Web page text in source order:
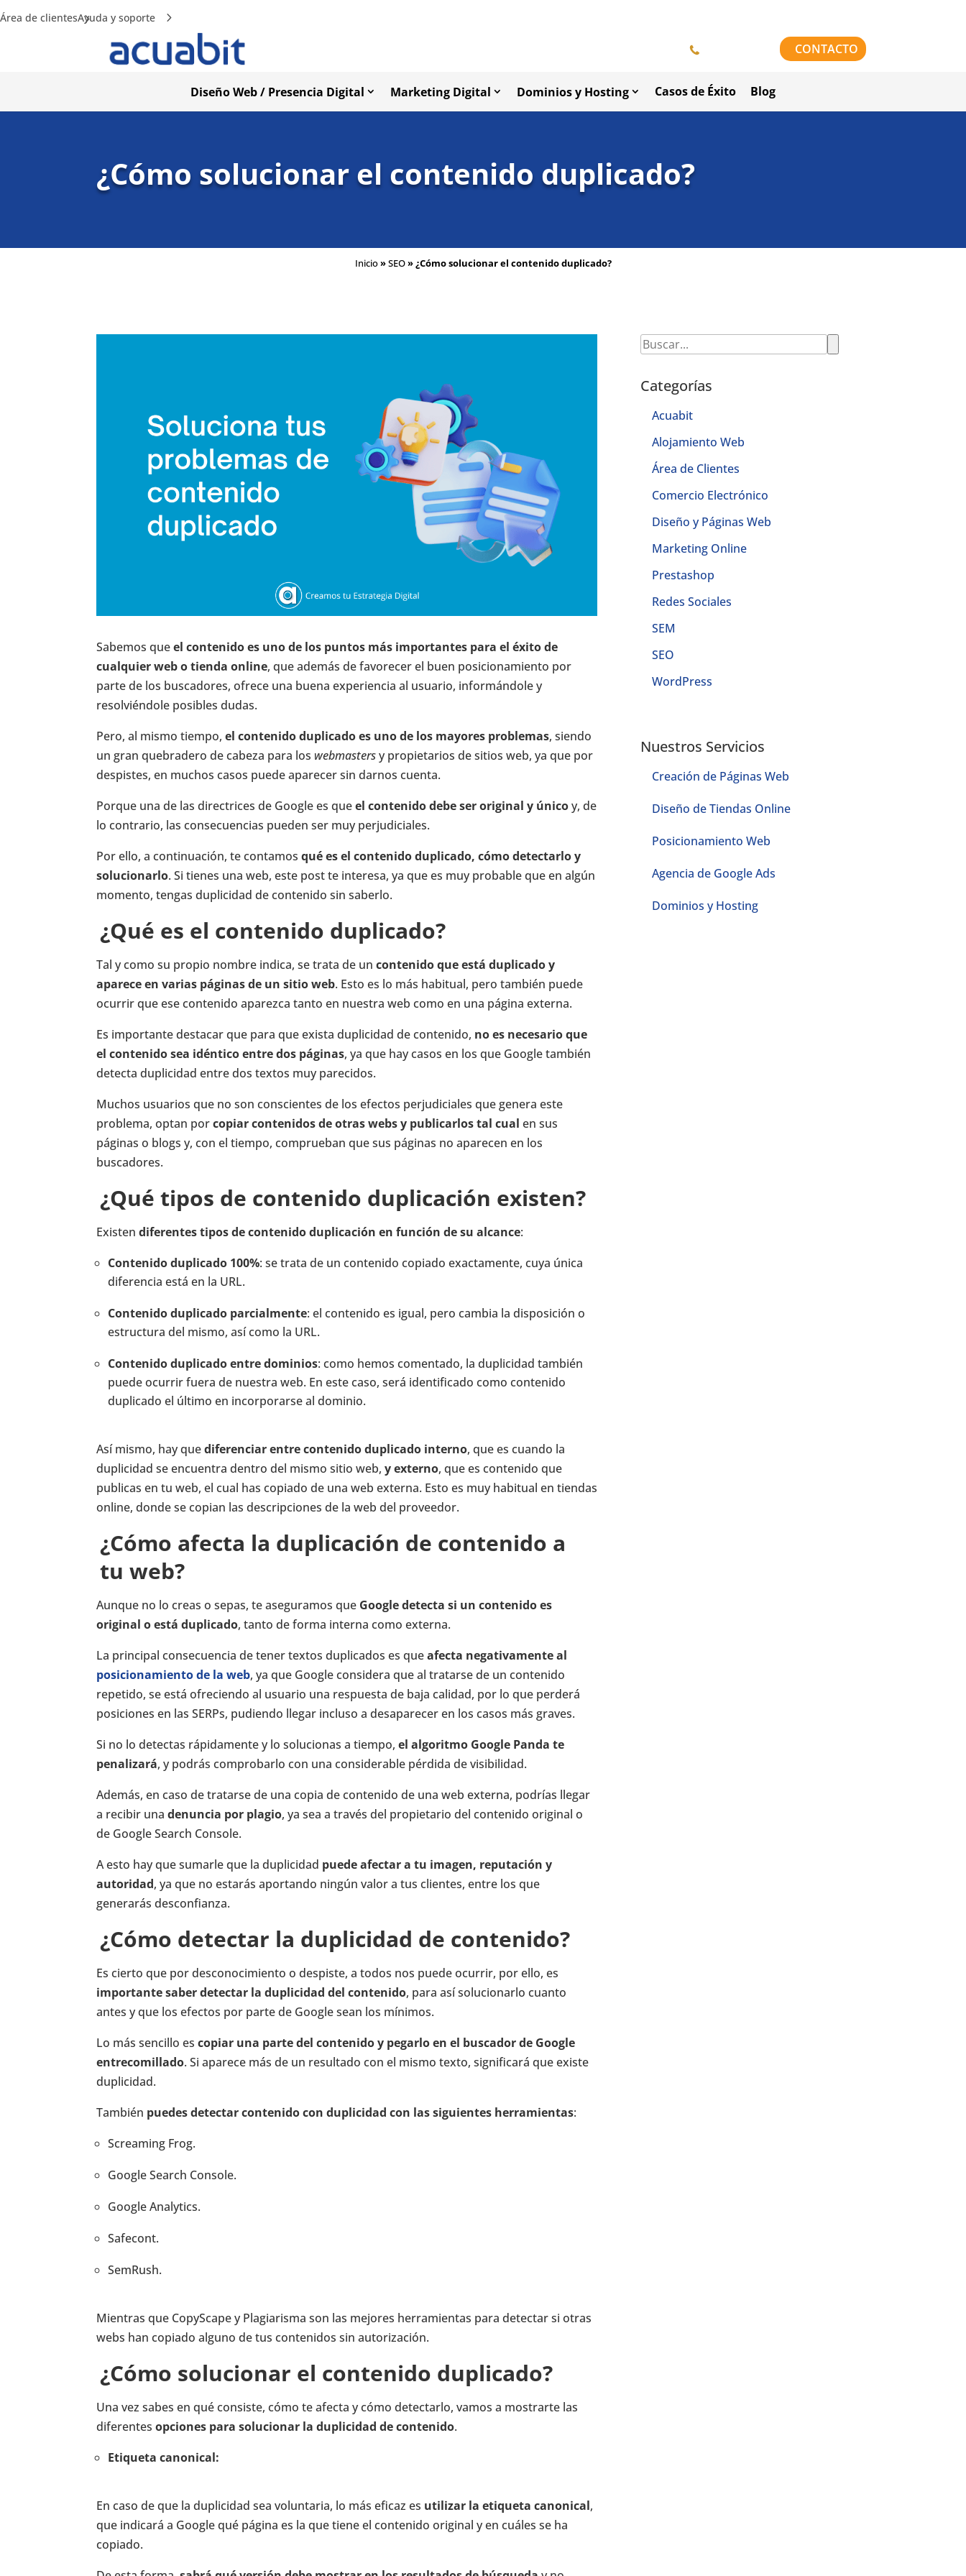
Área de clientesAyuda y soporte
CONTACTO
Diseño Web / Presencia Digital Marketing Digital Dominios y Hosting Casos de Éxito Blog
¿Cómo solucionar el contenido duplicado?
Inicio»SEO»¿Cómo solucionar el contenido duplicado?
Sabemos queel contenido es uno de los puntos más importantes para el éxito de
cualquier web o tienda online, que además de favorecer el buen posicionamiento por
parte de los buscadores, ofrece una buena experiencia al usuario, informándole y
resolviéndole posibles dudas.
Pero, al mismo tiempo,el contenido duplicado es uno de los mayores problemas, siendo
un gran quebradero de cabeza para los webmastersy propietarios de sitios web, ya que por
despistes, en muchos casos puede aparecer sin darnos cuenta.
Porque una de las directrices de Google es queel contenido debe ser original y únicoy, de
lo contrario, las consecuencias pueden ser muy perjudiciales.
Por ello, a continuación, te contamosqué es el contenido duplicado, cómo detectarlo y
solucionarlo. Si tienes una web, este post te interesa, ya que es muy probable que en algún
momento, tengas duplicidad de contenido sin saberlo.
¿Qué es el contenido duplicado?
Tal y como su propio nombre indica, se trata de uncontenido que está duplicado y
aparece en varias páginas de un sitio web. Esto es lo más habitual, pero también puede
ocurrir que ese contenido aparezca tanto en nuestra web como en una página externa.
Es importante destacar que para que exista duplicidad de contenido, no es necesario que
el contenido sea idéntico entre dos páginas, ya que hay casos en los que Google también
detecta duplicidad entre dos textos muy parecidos.
Muchos usuarios que no son conscientes de los efectos perjudiciales que genera este
problema, optan porcopiar contenidos de otras webs y publicarlos tal cual en sus
páginas o blogs y, con el tiempo, comprueban que sus páginas no aparecen en los
buscadores.
¿Qué tipos de contenido duplicación existen?
Existendiferentes tipos de contenido duplicación en función de su alcance:
Contenido duplicado 100%: se trata de un contenido copiado exactamente, cuya única
diferencia está en la URL.
Contenido duplicado parcialmente: el contenido es igual, pero cambia la disposición o
estructura del mismo, así como la URL.
Contenido duplicado entre dominios: como hemos comentado, la duplicidad también
puede ocurrir fuera de nuestra web. En este caso, será identificado como contenido
duplicado el último en incorporarse al dominio.
Así mismo, hay quediferenciar entre contenido duplicado interno, que es cuando la
duplicidad se encuentra dentro del mismo sitio web,y externo, que es contenido que
publicas en tu web, el cual has copiado de una web externa. Esto es muy habitual en tiendas
online, donde se copian las descripciones de la web del proveedor.
¿Cómo afecta la duplicación de contenido a
tu web?
Aunque no lo creas o sepas, te aseguramos que Google detecta si un contenido es
original o está duplicado, tanto de forma interna como externa.
La principal consecuencia de tener textos duplicados es queafecta negativamente al
posicionamiento de la web, ya que Google considera que al tratarse de un contenido
repetido, se está ofreciendo al usuario una respuesta de baja calidad, por lo que perderá
posiciones en las SERPs, pudiendo llegar incluso a desaparecer en los casos más graves.
Si no lo detectas rápidamente y lo solucionas a tiempo,el algoritmo Google Panda te
penalizará, y podrás comprobarlo con una considerable pérdida de visibilidad.
Además, en caso de tratarse de una copia de contenido de una web externa, podrías llegar
a recibir unadenuncia por plagio, ya sea a través del propietario del contenido original o
de Google Search Console.
A esto hay que sumarle que la duplicidad puede afectar a tu imagen, reputación y
autoridad, ya que no estarás aportando ningún valor a tus clientes, entre los que
generarás desconfianza.
¿Cómo detectar la duplicidad de contenido?
Es cierto que por desconocimiento o despiste, a todos nos puede ocurrir, por ello, es
importante saber detectar la duplicidad del contenido, para así solucionarlo cuanto
antes y que los efectos por parte de Google sean los mínimos.
Lo más sencillo escopiar una parte del contenido y pegarlo en el buscador de Google
entrecomillado. Si aparece más de un resultado con el mismo texto, significará que existe
duplicidad.
También puedes detectar contenido con duplicidad con las siguientes herramientas:
Screaming Frog.
Google Search Console.
Google Analytics.
Safecont.
SemRush.
Mientras que CopyScape y Plagiarisma son las mejores herramientas para detectar si otras
webs han copiado alguno de tus contenidos sin autorización.
¿Cómo solucionar el contenido duplicado?
Una vez sabes en qué consiste, cómo te afecta y cómo detectarlo, vamos a mostrarte las
diferentesopciones para solucionar la duplicidad de contenido.
Etiqueta canonical:
En caso de que la duplicidad sea voluntaria, lo más eficaz es utilizar la etiqueta canonical,
que indicará a Google qué página es la que tiene el contenido original y en cuáles se ha
copiado.
Categorías
Acuabit
Alojamiento Web
Área de Clientes
Comercio Electrónico
Diseño y Páginas Web
Marketing Online
Prestashop
Redes Sociales
SEM
SEO
WordPress
Nuestros Servicios
Creación de Páginas Web
Diseño de Tiendas Online
Posicionamiento Web
Agencia de Google Ads
Dominios y Hosting